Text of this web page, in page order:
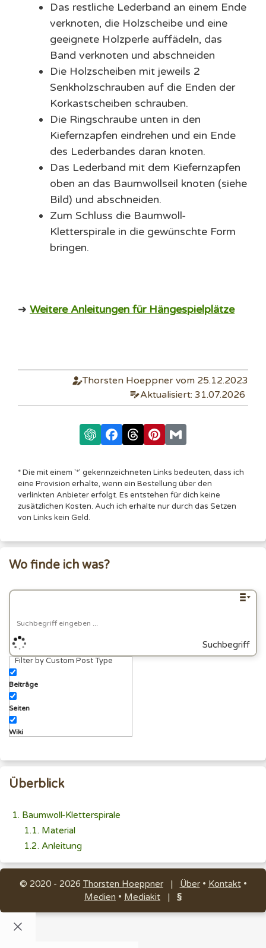
Das restliche Lederband an einem Ende
verknoten, die Holzscheibe und eine
geeignete Holzperle auffädeln, das
Band verknoten und abschneiden
Die Holzscheiben mit jeweils 2
Senkholzschrauben auf die Enden der
Korkastscheiben schrauben.
Die Ringschraube unten in den
Kiefernzapfen eindrehen und ein Ende
des Lederbandes daran knoten.
Das Lederband mit dem Kiefernzapfen
oben an das Baumwollseil knoten (siehe
Bild) und abschneiden.
Zum Schluss die Baumwoll-
Kletterspirale in die gewünschte Form
bringen.
➜ Weitere Anleitungen für Hängespielplätze
Thorsten Hoeppner vom 25.12.2023
Aktualisiert: 31.07.2026
* Die mit einem '*' gekennzeichneten Links bedeuten, dass ich
eine Provision erhalte, wenn ein Bestellung über den
verlinkten Anbieter erfolgt. Es entstehen für dich keine
zusätzlichen Kosten. Auch ich erhalte nur durch das Setzen
von Links kein Geld.
Wo finde ich was?
Suchbegriff
Filter by Custom Post Type
Beiträge
Seiten
Wiki
Überblick
Baumwoll-Kletterspirale
Material
Anleitung
© 2020 - 2026 Thorsten Hoeppner| Über• Kontakt•
Medien • Mediakit | §